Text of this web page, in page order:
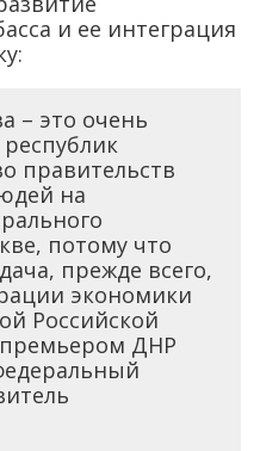
и ее интеграция
– это очень
правительств
на
потому что
прежде всего,
экономики
Российской
ДНР